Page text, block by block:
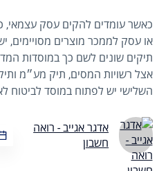
כאשר עומדים להקים עסק עצמאי,
או עסק לממכר מוצרים מסויימים,
תיקים שונים לשם כך במוסדות
אצל רשויות המסים, תיק מע״מ
השלישי יש לפתוח במוסד לביטוח
אדגר אגייב - רואה
חשבון